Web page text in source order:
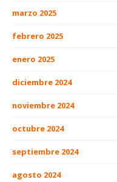
marzo 2025
febrero 2025
enero 2025
diciembre 2024
noviembre 2024
octubre 2024
septiembre 2024
agosto 2024